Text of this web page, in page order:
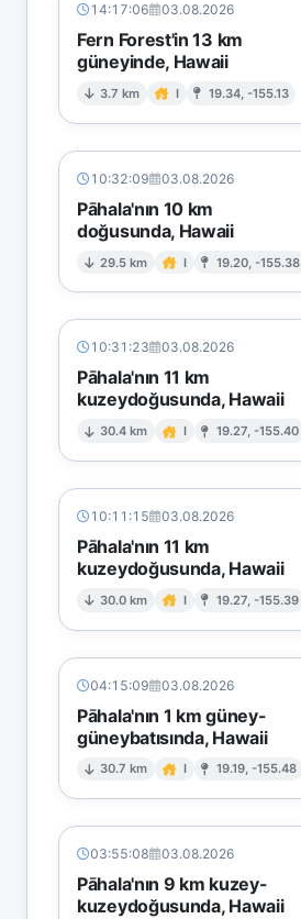
14:17:06 03.08.2026
Fern Forest'in 13 km
güneyinde, Hawaii
3.7 km I 19.34, -155.13
10:32:09 03.08.2026
Pāhala'nın 10 km
doğusunda, Hawaii
29.5 km I 19.20, -155.38
10:31:23 03.08.2026
Pāhala'nın 11 km
kuzeydoğusunda, Hawaii
30.4 km I 19.27, -155.40
10:11:15 03.08.2026
Pāhala'nın 11 km
kuzeydoğusunda, Hawaii
30.0 km I 19.27, -155.39
04:15:09 03.08.2026
Pāhala'nın 1 km güney-
güneybatısında, Hawaii
30.7 km I 19.19, -155.48
03:55:08 03.08.2026
Pāhala'nın 9 km kuzey-
kuzeydoğusunda, Hawaii